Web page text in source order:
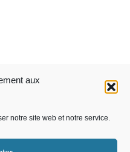
aux
notre site web et notre service.